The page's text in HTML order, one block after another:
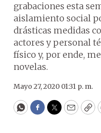
grabaciones esta
aislamiento social
drásticas medidas
actores y personal
físico y, por ende,
novelas.
Mayo 27, 2020 01:31 p. m.
WhatsApp
Facebook
Twitter
Email